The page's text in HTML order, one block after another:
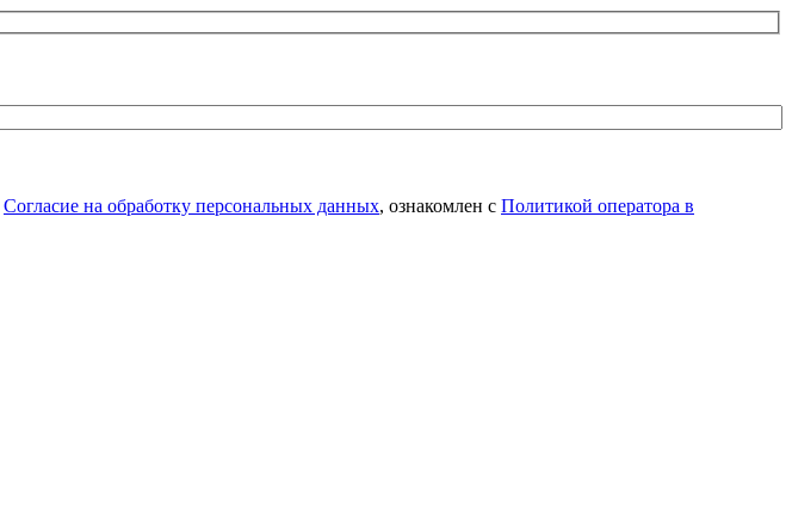
Согласие на обработку персональных данных, ознакомлен с Политикой оператора в